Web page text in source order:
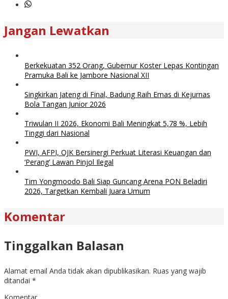
Jangan Lewatkan
Berkekuatan 352 Orang, Gubernur Koster Lepas Kontingan
Pramuka Bali ke Jambore Nasional XII
Singkirkan Jateng di Final, Badung Raih Emas di Kejurnas
Bola Tangan Junior 2026
Triwulan II 2026, Ekonomi Bali Meningkat 5,78 %, Lebih
Tinggi dari Nasional
PWI, AFPI, OJK Bersinergi Perkuat Literasi Keuangan dan
‘Perang’ Lawan Pinjol Ilegal
Tim Yongmoodo Bali Siap Guncang Arena PON Beladiri
2026, Targetkan Kembali Juara Umum
Komentar
Tinggalkan Balasan
Alamat email Anda tidak akan dipublikasikan. Ruas yang wajib
ditandai *